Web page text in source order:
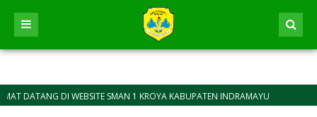
WEBSITE SMAN 1 KROYA KABUPATEN INDRAMAYU